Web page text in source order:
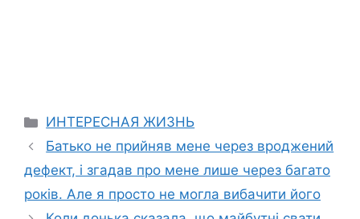
Categories
ИНТЕРЕСНАЯ ЖИЗНЬ
Батько не прийняв мене через вроджений
дефект, і згадав про мене лише через багато
років. Але я просто не могла вибачити його